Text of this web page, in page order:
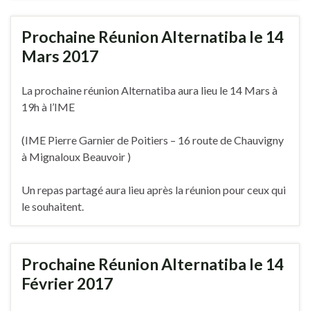
Prochaine Réunion Alternatiba le 14
Mars 2017
La prochaine réunion Alternatiba aura lieu le 14 Mars à
19h à l’IME
(IME Pierre Garnier de Poitiers – 16 route de Chauvigny
à Mignaloux Beauvoir )
Un repas partagé aura lieu après la réunion pour ceux qui
le souhaitent.
Prochaine Réunion Alternatiba le 14
Février 2017